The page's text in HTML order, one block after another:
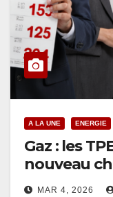
A LA UNE ENERGIE
Gaz : les
nouveau
MAR 4, 2026